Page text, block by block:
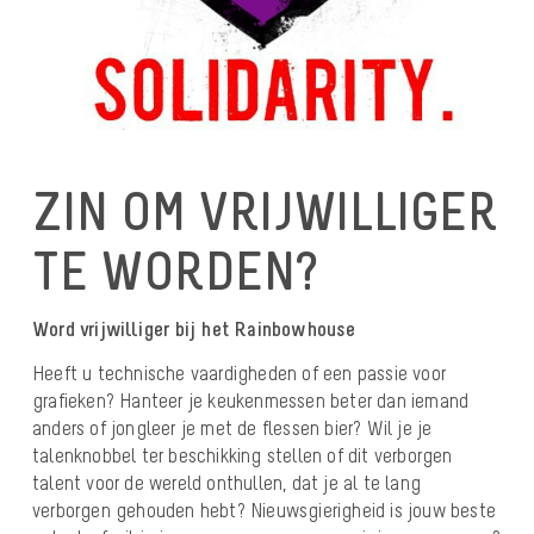
ZIN OM VRIJWILLIGER
TE WORDEN?
Word vrijwilliger bij het Rainbowhouse
Heeft u technische vaardigheden of een passie voor
grafieken? Hanteer je keukenmessen beter dan iemand
anders of jongleer je met de flessen bier? Wil je je
talenknobbel ter beschikking stellen of dit verborgen
talent voor de wereld onthullen, dat je al te lang
verborgen gehouden hebt? Nieuwsgierigheid is jouw beste